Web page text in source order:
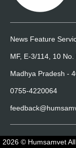
News Feature
MF, E-3/114, 10
Madhya Pradesh -
0755-4220064
2026 © Humsamvet